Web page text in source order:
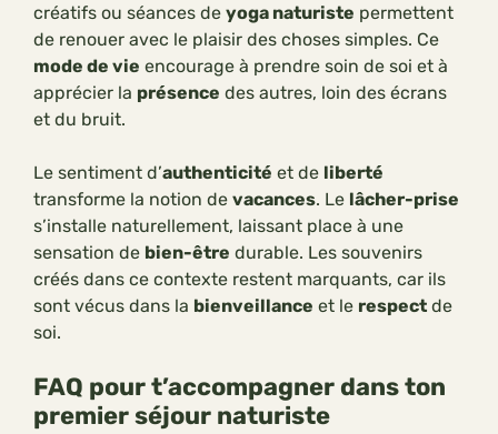
créatifs ou séances de yoga naturiste permettent
de renouer avec le plaisir des choses simples. Ce
mode de vie encourage à prendre soin de soi et à
apprécier la présence des autres, loin des écrans
et du bruit.
Le sentiment d’authenticité et de liberté
transforme la notion de vacances. Le lâcher-prise
s’installe naturellement, laissant place à une
sensation de bien-être durable. Les souvenirs
créés dans ce contexte restent marquants, car ils
sont vécus dans la bienveillance et le respect de
soi.
FAQ pour t’accompagner dans ton
premier séjour naturiste